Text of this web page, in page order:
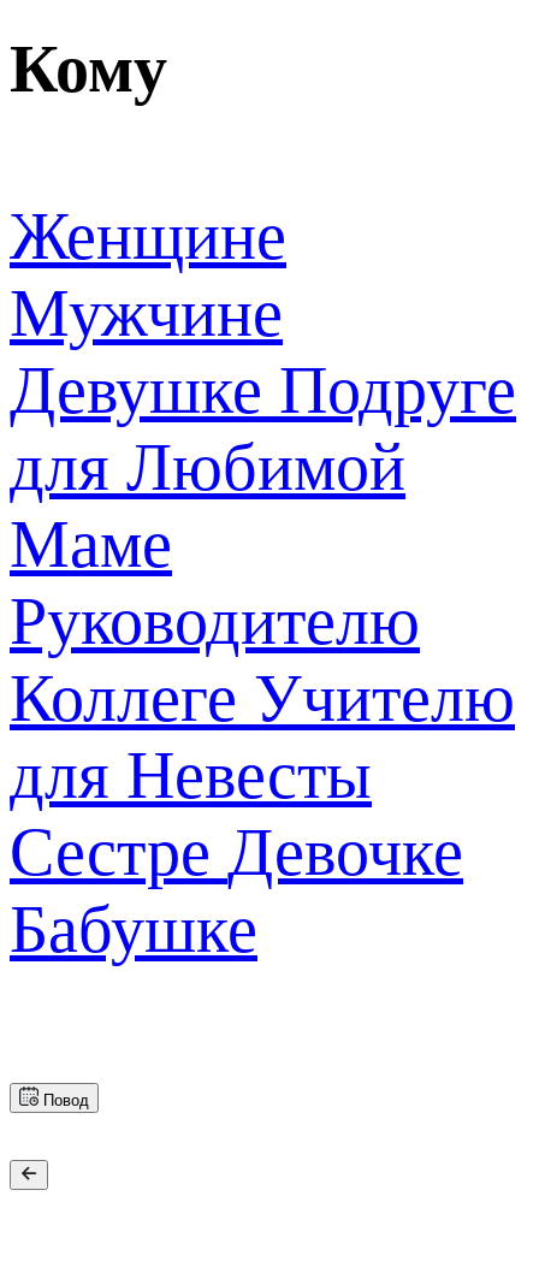
Кому
Женщине
Мужчине
Девушке Подруге
для Любимой
Маме
Руководителю
Коллеге Учителю
для Невесты
Сестре Девочке
Бабушке
Повод